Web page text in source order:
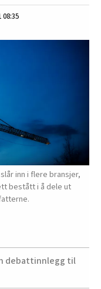
08:35
inn i flere bransjer,
bestått i å dele ut
debattinnlegg til